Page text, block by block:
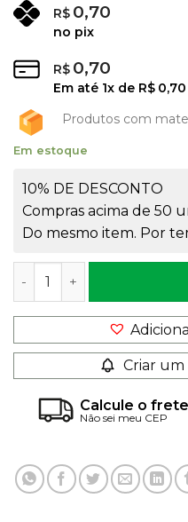
R$ 0,70
no pix
R$ 0,70
Em até 1x de R$ 0,70
Produtos com
Em estoque
10% DE DESCONTO
Compras acima de 50
Do mesmo item. Por
Criar
Calcule o frete
Não sei meu CEP